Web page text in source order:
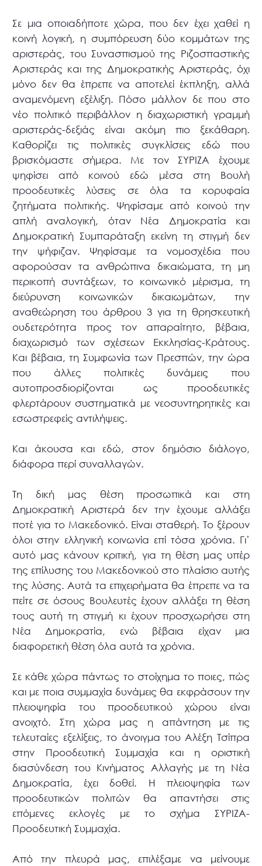
Σε μια οποιαδήποτε χώρα, που δεν έχει χαθεί η
κοινή λογική, η συμπόρευση δύο κομμάτων της
αριστεράς, του Συνασπισμού της Ριζοσπαστικής
Αριστεράς και της Δημοκρατικής Αριστεράς, όχι
μόνο δεν θα έπρεπε να αποτελεί έκπληξη, αλλά
αναμενόμενη εξέλιξη. Πόσο μάλλον δε που στο
νέο πολιτικό περιβάλλον η διαχωριστική γραμμή
αριστεράς-δεξιάς είναι ακόμη πιο ξεκάθαρη.
Καθορίζει τις πολιτικές συγκλίσεις εδώ που
βρισκόμαστε σήμερα. Με τον ΣΥΡΙΖΑ έχουμε
ψηφίσει από κοινού εδώ μέσα στη Βουλή
προοδευτικές λύσεις σε όλα τα κορυφαία
ζητήματα πολιτικής. Ψηφίσαμε από κοινού την
απλή αναλογική, όταν Νέα Δημοκρατία και
Δημοκρατική Συμπαράταξη εκείνη τη στιγμή δεν
την ψήφιζαν. Ψηφίσαμε τα νομοσχέδια που
αφορούσαν τα ανθρώπινα δικαιώματα, τη μη
περικοπή συντάξεων, το κοινωνικό μέρισμα, τη
διεύρυνση κοινωνικών δικαιωμάτων, την
αναθεώρηση του άρθρου 3 για τη θρησκευτική
ουδετερότητα προς τον απαραίτητο, βέβαια,
διαχωρισμό των σχέσεων Εκκλησίας-Κράτους.
Και βέβαια, τη Συμφωνία των Πρεσπών, την ώρα
που άλλες πολιτικές δυνάμεις που
αυτοπροσδιορίζονται ως προοδευτικές
φλερτάρουν συστηματικά με νεοσυντηρητικές και
εσωστρεφείς αντιλήψεις.
Και άκουσα και εδώ, στον δημόσιο διάλογο,
διάφορα περί συναλλαγών.
Τη δική μας θέση προσωπικά και στη
Δημοκρατική Αριστερά δεν την έχουμε αλλάξει
ποτέ για το Μακεδονικό. Είναι σταθερή. Το ξέρουν
όλοι στην ελληνική κοινωνία επί τόσα χρόνια. Γι’
αυτό μας κάνουν κριτική, για τη θέση μας υπέρ
της επίλυσης του Μακεδονικού στο πλαίσιο αυτής
της λύσης. Αυτά τα επιχειρήματα θα έπρεπε να τα
πείτε σε όσους Βουλευτές έχουν αλλάξει τη θέση
τους αυτή τη στιγμή κι έχουν προσχωρήσει στη
Νέα Δημοκρατία, ενώ βέβαια είχαν μια
διαφορετική θέση όλα αυτά τα χρόνια.
Σε κάθε χώρα πάντως το στοίχημα το ποιες, πώς
και με ποια συμμαχία δυνάμεις θα εκφράσουν την
πλειοψηφία του προοδευτικού χώρου είναι
ανοιχτό. Στη χώρα μας η απάντηση με τις
τελευταίες εξελίξεις, το άνοιγμα του Αλέξη Τσίπρα
στην Προοδευτική Συμμαχία και η οριστική
διασύνδεση του Κινήματος Αλλαγής με τη Νέα
Δημοκρατία, έχει δοθεί. Η πλειοψηφία των
προοδευτικών πολιτών θα απαντήσει στις
επόμενες εκλογές με το σχήμα ΣΥΡΙΖΑ-
Προοδευτική Συμμαχία.
Από την πλευρά μας, επιλέξαμε να μείνουμε